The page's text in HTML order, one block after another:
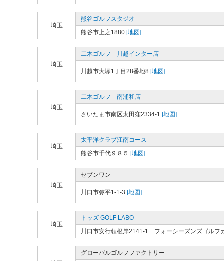
埼玉
熊谷ゴルフスタジオ
熊谷市上之1880 [地図]
埼玉
二木ゴルフ 川越インター店
川越市大塚1丁目28番地8 [地図]
埼玉
二木ゴルフ 南浦和店
さいたま市南区太田窪2334-1 [地図]
埼玉
太平洋クラブ江南コース
熊谷市千代９８５ [地図]
埼玉
セブンワン
川口市弥平1-1-3 [地図]
埼玉
トッズ GOLF LABO
川口市安行領根岸2141-1 フォーシーズンズゴルフ
グローバルゴルフファクトリー